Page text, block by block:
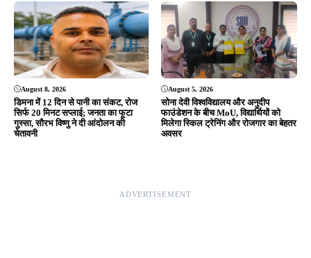
August 8, 2026
डिमना में 12 दिन से पानी का संकट, रोज
सिर्फ 20 मिनट सप्लाई; जनता का फूटा
गुस्सा, सौरभ विष्णु ने दी आंदोलन की
चेतावनी
August 5, 2026
सोना देवी विश्वविद्यालय और अनुदीप
फाउंडेशन के बीच MoU, विद्यार्थियों को
मिलेगा स्किल ट्रेनिंग और रोजगार का बेहतर
अवसर
ADVERTISEMENT